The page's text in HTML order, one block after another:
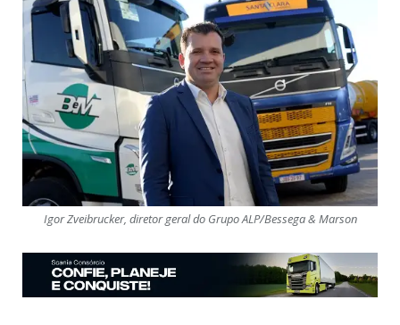
Igor Zveibrucker, diretor geral do Grupo ALP/Bessega & Marson